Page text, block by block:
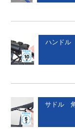
ハンドル
サドル